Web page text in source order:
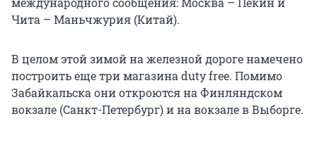
Чита – Маньчжурия (Китай).
В целом этой зимой на железной дороге намечено
построить еще три магазина duty free. Помимо
Забайкальска они откроются на Финляндском
вокзале (Санкт-Петербург) и на вокзале в Выборге.